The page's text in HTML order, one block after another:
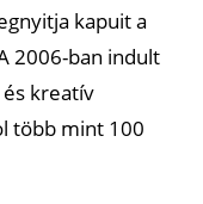
kapuit a
2006-ban indult
kreatív
több mint 100